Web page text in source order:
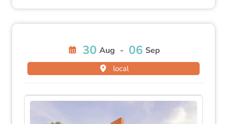
30 Aug - 06 Sep
local